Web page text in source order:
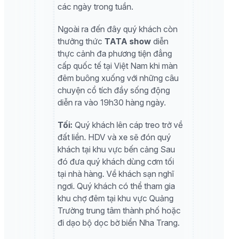
các ngày trong tuần.
Ngoài ra đến đây quý khách còn
thưởng thức TATA show diễn
thực cảnh đa phương tiện đẳng
cấp quốc tế tại Việt Nam khi màn
đêm buông xuống với những câu
chuyện cổ tích đầy sống động
diễn ra vào 19h30 hàng ngày.
Tối: Quý khách lên cáp treo trở về
đất liền. HDV và xe sẽ đón quý
khách tại khu vực bến cảng Sau
đó đưa quý khách dùng cơm tối
tại nhà hàng. Về khách sạn nghĩ
ngơi. Quý khách có thể tham gia
khu chợ đêm tại khu vực Quảng
Trường trung tâm thành phố hoặc
đi dạo bộ dọc bờ biển Nha Trang.